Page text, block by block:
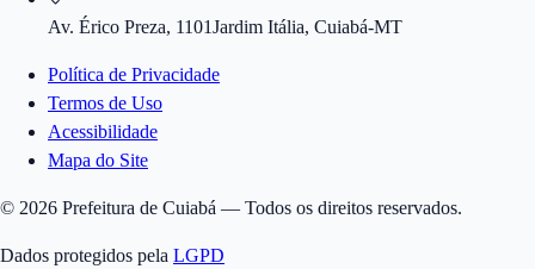
Av. Érico Preza, 1101Jardim Itália, Cuiabá-MT
Política de Privacidade
Termos de Uso
Acessibilidade
Mapa do Site
© 2026 Prefeitura de Cuiabá — Todos os direitos reservados.
Dados protegidos pela LGPD